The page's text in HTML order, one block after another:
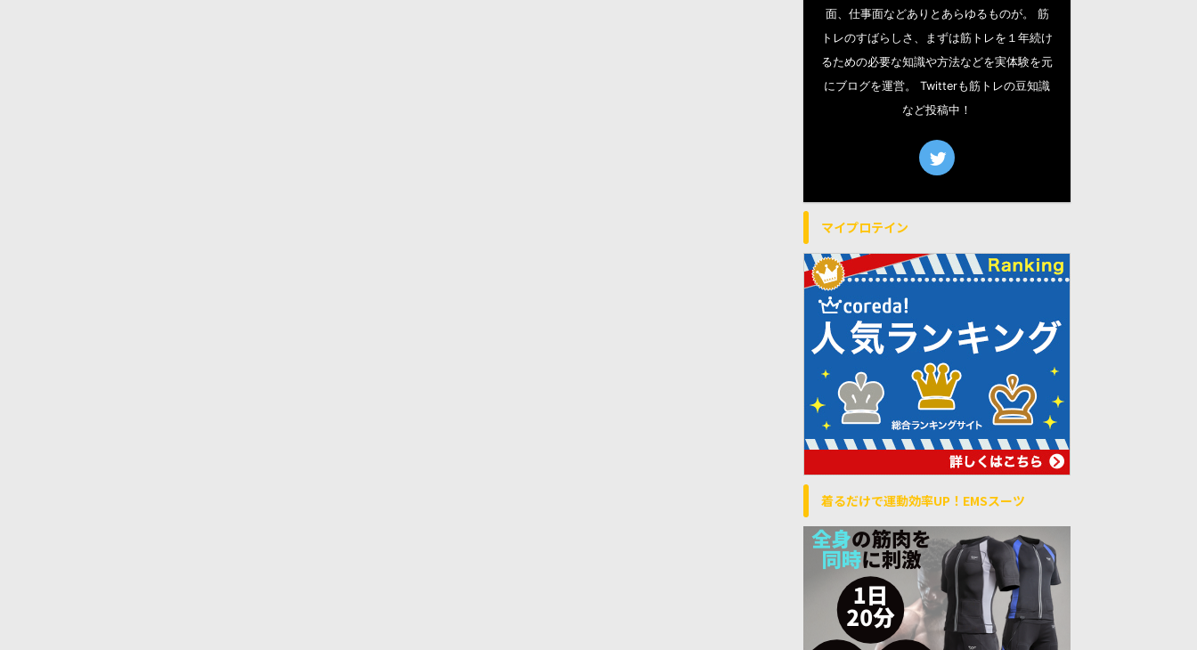
面、仕事面などありとあらゆるものが。 筋
トレのすばらしさ、まずは筋トレを１年続け
るための必要な知識や方法などを実体験を元
にブログを運営。 Twitterも筋トレの豆知識
など投稿中！
マイプロテイン
着るだけで運動効率UP！EMSスーツ